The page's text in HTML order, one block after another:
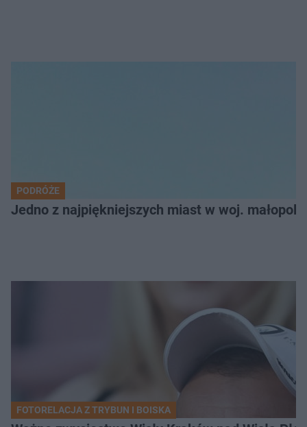
PODRÓŻE
Jedno z najpiękniejszych miast w woj.
FOTORELACJA Z TRYBUN I BOISKA